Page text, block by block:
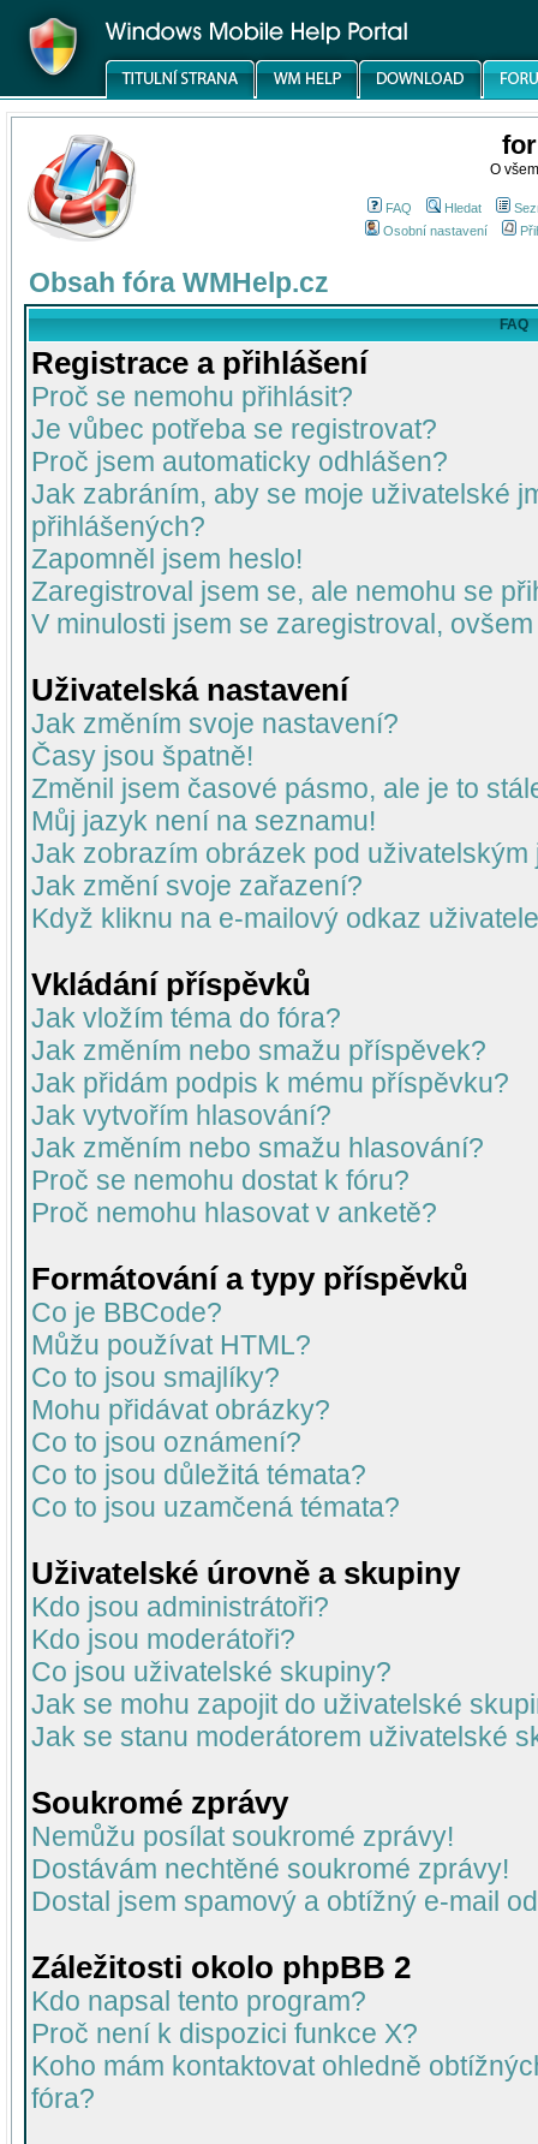
O
FAQ Hledat
Osobní nastavení
Obsah fóra WMHelp.cz
FAQ
Registrace a přihlášení
Proč se nemohu přihlásit?
Je vůbec potřeba se registrovat?
Proč jsem automaticky odhlášen?
Jak zabráním, aby se moje uživatelské
přihlášených?
Zapomněl jsem heslo!
Zaregistroval jsem se, ale nemohu se
V minulosti jsem se zaregistroval,
Uživatelská nastavení
Jak změním svoje nastavení?
Časy jsou špatně!
Změnil jsem časové pásmo, ale je to
Můj jazyk není na seznamu!
Jak zobrazím obrázek pod uživatelským
Jak změní svoje zařazení?
Když kliknu na e-mailový odkaz
Vkládání příspěvků
Jak vložím téma do fóra?
Jak změním nebo smažu příspěvek?
Jak přidám podpis k mému příspěvku?
Jak vytvořím hlasování?
Jak změním nebo smažu hlasování?
Proč se nemohu dostat k fóru?
Proč nemohu hlasovat v anketě?
Formátování a typy příspěvků
Co je BBCode?
Můžu používat HTML?
Co to jsou smajlíky?
Mohu přidávat obrázky?
Co to jsou oznámení?
Co to jsou důležitá témata?
Co to jsou uzamčená témata?
Uživatelské úrovně a skupiny
Kdo jsou administrátoři?
Kdo jsou moderátoři?
Co jsou uživatelské skupiny?
Jak se mohu zapojit do uživatelské
Jak se stanu moderátorem uživatelské
Soukromé zprávy
Nemůžu posílat soukromé zprávy!
Dostávám nechtěné soukromé zprávy!
Dostal jsem spamový a obtížný e-mail
Záležitosti okolo phpBB 2
Kdo napsal tento program?
Proč není k dispozici funkce X?
Koho mám kontaktovat ohledně
fóra?